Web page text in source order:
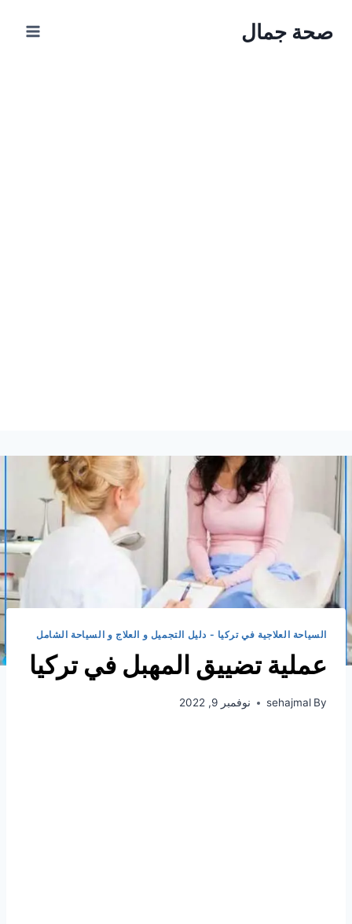
صحة جمال
السياحة العلاجية في تركيا - دليل التجميل و العلاج و السياحة الشامل
عملية تضييق المهبل في تركيا
By
sehajmal نوفمبر 9, 2022